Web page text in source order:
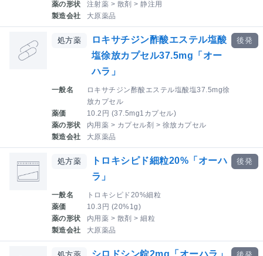
薬の形状
注射薬 > 散剤 > 静注用
製造会社
大原薬品
処方薬
ロキサチジン酢酸エステル塩酸
塩徐放カプセル37.5mg「オー
ハラ」
一般名
ロキサチジン酢酸エステル塩酸塩37.5mg徐
放カプセル
薬価
10.2円 (37.5mg1カプセル)
薬の形状
内用薬 > カプセル剤 > 徐放カプセル
製造会社
大原薬品
後発
処方薬
トロキシピド細粒20%「オーハ
ラ」
一般名
トロキシピド20%細粒
薬価
10.3円 (20%1g)
薬の形状
内用薬 > 散剤 > 細粒
製造会社
大原薬品
後発
シロドシン錠2mg「オーハラ」